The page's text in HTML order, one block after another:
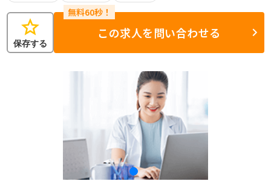
star
保存する
この求人を問い合わせる